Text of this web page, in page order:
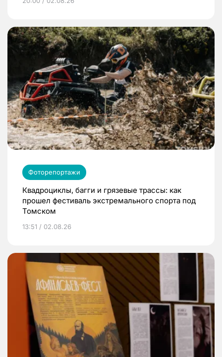
Фоторепортажи
Квадроциклы, багги и грязевые трассы: как
прошел фестиваль экстремального спорта под
Томском
13:51 / 02.08.26